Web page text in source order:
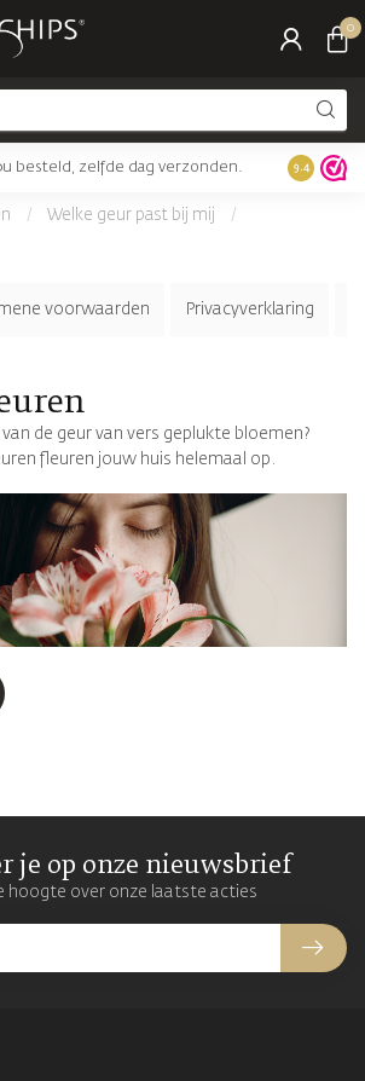
0
besteld, zelfde dag verzonden. Gratis
9.4
/ Welke geur past bij mij
/
voorwaarden Privacyverklaring
de geur van vers geplukte bloemen?
fleuren jouw huis helemaal op.
je op onze nieuwsbrief
hoogte over onze laatste acties